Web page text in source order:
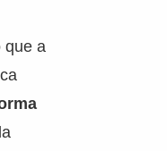
que a